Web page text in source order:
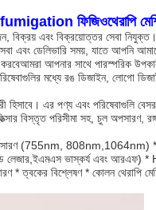
ফিজিওথেরাপি
বিক্রয় এবং বিক্রয়োত্তর সেবা
এবং ডেলিভারি সময়, যাতে আপনি
আপনার সাথে পারস্পরিক
মধ্যে রঙ ডিজাইন, লোগো
হিসাবে। এর পণ্য এবং পরিষেবাগুলি
বিস্তৃত পরিসীমা সহ, চুল অপসারণ,
(755nm, 808nm,1064nm)
লেজার,ইএমএস ভাস্কর্য এবং
* ত্বকের বিশ্লেষণ * কোলন থেরাপি